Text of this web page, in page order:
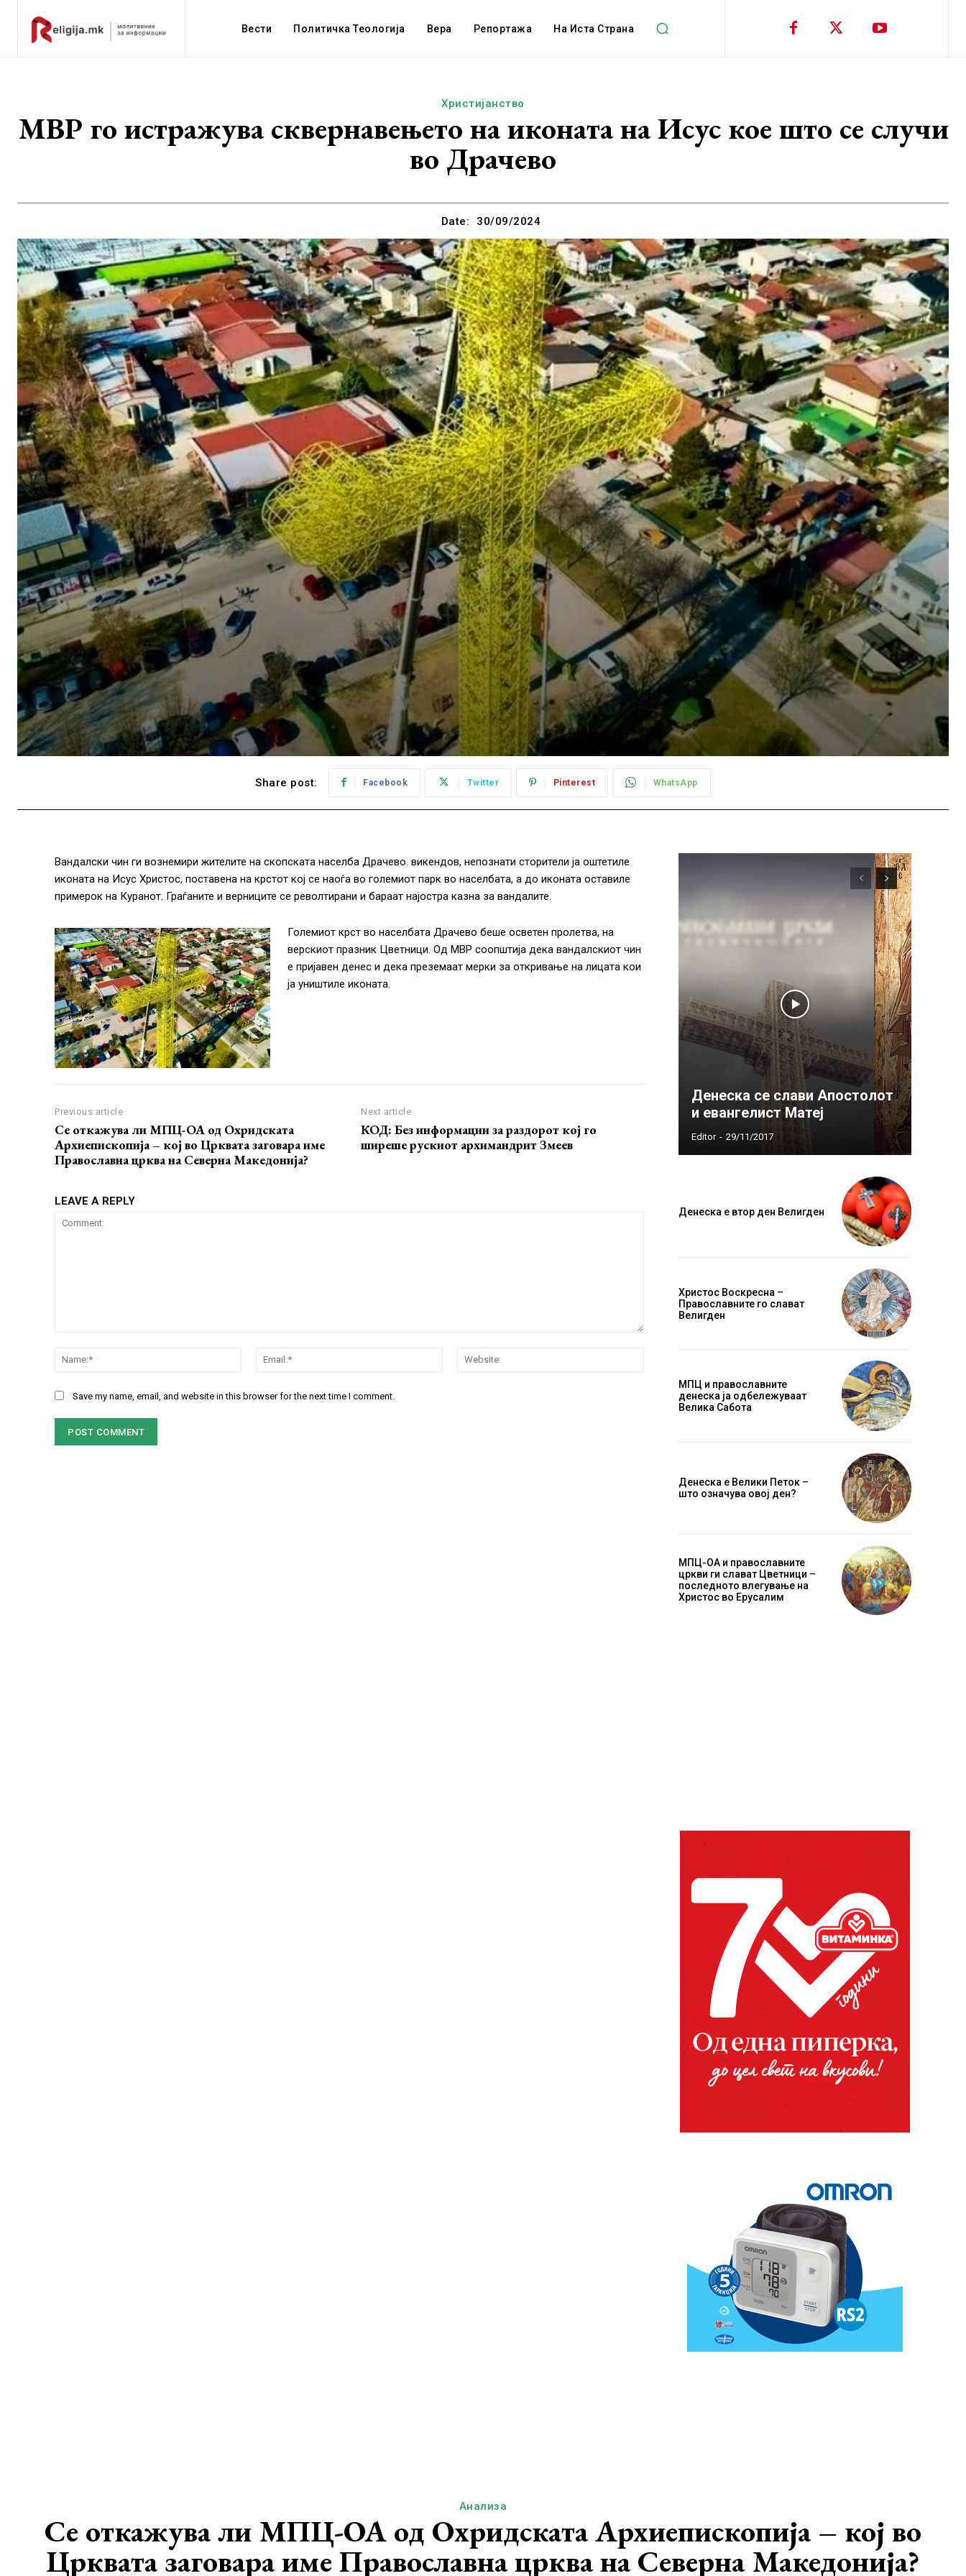
Вести Политичка Теологија Вера Репортажа На Иста Страна
Христијанство
МВР го истражува сквернавењето на иконата на Исус кое што се случи
во Драчево
Date: 30/09/2024
Share post: Facebook Twitter Pinterest WhatsApp
Вандалски чин ги вознемири жителите на скопската населба Драчево. викендов, непознати сторители ја оштетиле
иконата на Исус Христос, поставена на крстот кој се наоѓа во големиот парк во населбата, а до иконата оставиле
примерок на Куранот. Граѓаните и верниците се револтирани и бараат најостра казна за вандалите.
Големиот крст во населбата Драчево беше осветен пролетва, на
верскиот празник Цветници. Од МВР соопштија дека вандалскиот чин
е пријавен денес и дека преземаат мерки за откривање на лицата кои
ја уништиле иконата.
Previous article
Се откажува ли МПЦ-ОА од Охридската
Архиепископија – кој во Црквата заговара име
Православна црква на Северна Македонија?
Next article
КОД: Без информации за раздорот кој го
ширеше рускиот архимандрит Змеев
LEAVE A REPLY
Name:*
Email:*
Save my name, email, and website in this browser for the next time I comment.
Денеска се слави Апостолот
и евангелист Матеј
Editor - 29/11/2017
Денеска е втор ден Велигден
Христос Воскресна –
Православните го слават
Велигден
МПЦ и православните
денеска ја одбележуваат
Велика Сабота
Денеска е Велики Петок –
што означува овој ден?
МПЦ-ОА и православните
цркви ги слават Цветници –
последното влегување на
Христос во Ерусалим